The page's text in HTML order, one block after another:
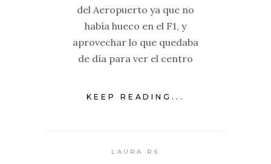
del Aeropuerto ya que no
había hueco en el F1, y
aprovechar lo que quedaba
de día para ver el centro
KEEP READING...
LAURA RS